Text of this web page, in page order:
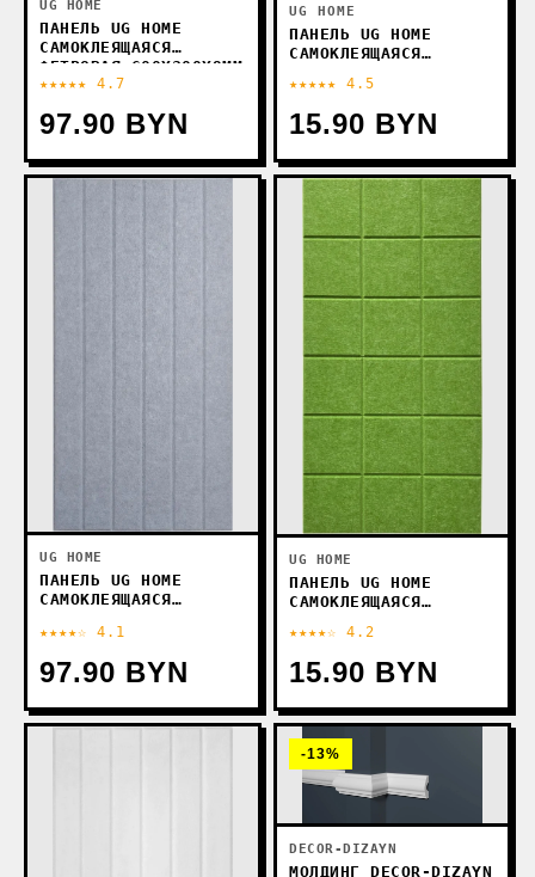
UG HOME
ПАНЕЛЬ UG HOME
САМОКЛЕЯЩАЯСЯ
ФЕТРОВАЯ 600X300X9ММ
ПСФУ.8-БЖ (8ШТ,
★★★★★ 4.7
97.90 BYN
UG HOME
ПАНЕЛЬ UG HOME
САМОКЛЕЯЩАЯСЯ
ФП.2-СРМ (2ШТ, СЕРЫЙ
ШЕЛК)
★★★★★ 4.5
15.90 BYN
UG HOME
ПАНЕЛЬ UG HOME
САМОКЛЕЯЩАЯСЯ
ПСФУ.8-СРМ (8ШТ,
★★★★☆ 4.1
97.90 BYN
UG HOME
ПАНЕЛЬ UG HOME
САМОКЛЕЯЩАЯСЯ
ФП.2-ТР (2ШТ,
ЗЕЛЕНЫЙ)
★★★★☆ 4.2
15.90 BYN
-13%
DECOR-DIZAYN
МОЛДИНГ DECOR-DIZAYN